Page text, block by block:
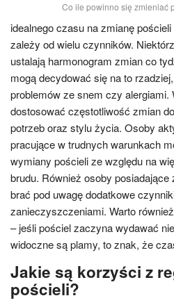
Co ile powinno się zmieniać
idealnego czasu na zmianę
zależy od wielu czynników.
ustalają harmonogram zmian co
mogą decydować się na to
problemów ze snem czy alergiami.
dostosować częstotliwość zmian
potrzeb oraz stylu życia. Osoby
pracujące w trudnych warunkach
wymiany pościeli ze względu na
brudu. Również osoby
brać pod uwagę dodatkowe
zanieczyszczeniami. Warto
– jeśli pościel zaczyna wydawać
widoczne są plamy, to znak, że
Jakie są korzyści z
pościeli?